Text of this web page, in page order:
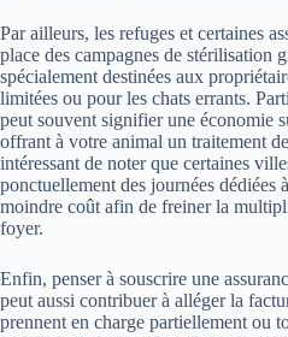
Par ailleurs, les refuges et certaines
place des campagnes de stérilisation
spécialement destinées aux
limitées ou pour les chats errants.
peut souvent signifier une économie
offrant à votre animal un traitement
intéressant de noter que certaines
ponctuellement des journées dédiées
moindre coût afin de freiner la
foyer.
Enfin, penser à souscrire une
peut aussi contribuer à alléger la
prennent en charge partiellement ou